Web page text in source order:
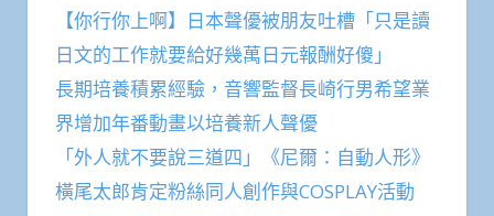
【你行你上啊】日本聲優被朋友吐槽「只是讀
日文的工作就要給好幾萬日元報酬好傻」
長期培養積累經驗，音響監督長崎行男希望業
界增加年番動畫以培養新人聲優
「外人就不要說三道四」《尼爾：自動人形》
橫尾太郎肯定粉絲同人創作與COSPLAY活動